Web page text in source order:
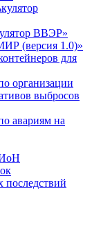
ВВЭР»
(версия 1.0)»
для
организации
выбросов
авариям на
последствий